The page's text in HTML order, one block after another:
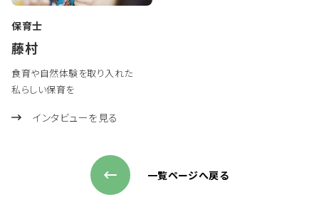
保育士
藤村
食育や自然体験を取り入れた
私らしい保育を
インタビューを見る
一覧ページへ戻る